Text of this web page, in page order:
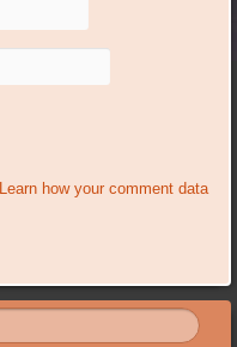
Learn how your comment data